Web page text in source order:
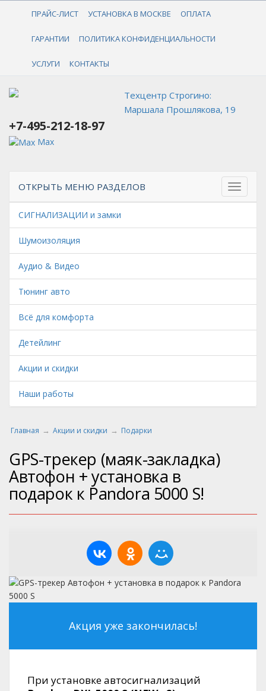
+7-495-212-18-97
ПРАЙС-ЛИСТ УСТАНОВКА В МОСКВЕ ОПЛАТА
ГАРАНТИИ ПОЛИТИКА КОНФИДЕНЦИАЛЬНОСТИ
УСЛУГИ КОНТАКТЫ
Техцентр Строгино:
Маршала Прошлякова, 19
+7-495-212-18-97
Max
ОТКРЫТЬ МЕНЮ РАЗДЕЛОВ
СИГНАЛИЗАЦИИ и замки
Шумоизоляция
Аудио & Видео
Тюнинг авто
Всё для комфорта
Детейлинг
Акции и скидки
Наши работы
Главная Акции и скидки Подарки
GPS-трекер (маяк-закладка)
Автофон + установка в
подарок к Pandora 5000 S!
Акция уже закончилась!
При установке автосигнализаций